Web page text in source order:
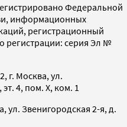
Федеральной
информационных
регистрационный
регистрации: серия Эл №
г. Москва, ул.
4, пом. X, ком. 1
ул. Звенигородская 2-я, д.